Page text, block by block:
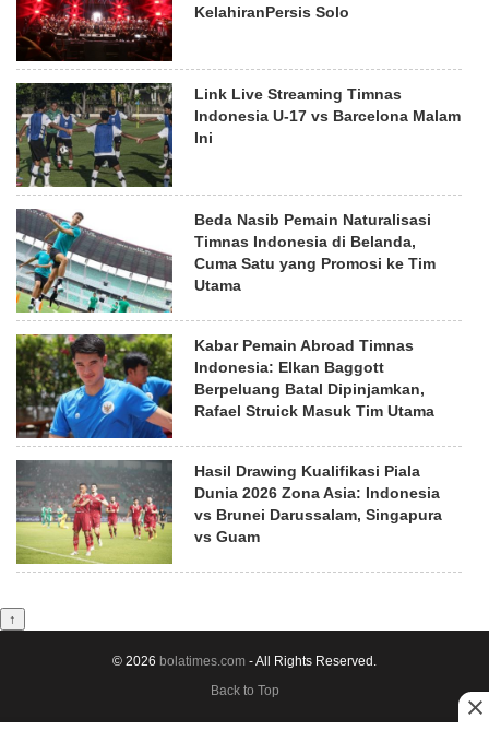
KelahiranPersis Solo
Link Live Streaming Timnas
Indonesia U-17 vs Barcelona Malam
Ini
Beda Nasib Pemain Naturalisasi
Timnas Indonesia di Belanda,
Cuma Satu yang Promosi ke Tim
Utama
Kabar Pemain Abroad Timnas
Indonesia: Elkan Baggott
Berpeluang Batal Dipinjamkan,
Rafael Struick Masuk Tim Utama
Hasil Drawing Kualifikasi Piala
Dunia 2026 Zona Asia: Indonesia
vs Brunei Darussalam, Singapura
vs Guam
↑
© 2026 bolatimes.com - All Rights Reserved.
Back to Top